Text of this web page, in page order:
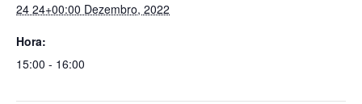
24 24+00:00 Dezembro, 2022
Hora:
15:00 - 16:00